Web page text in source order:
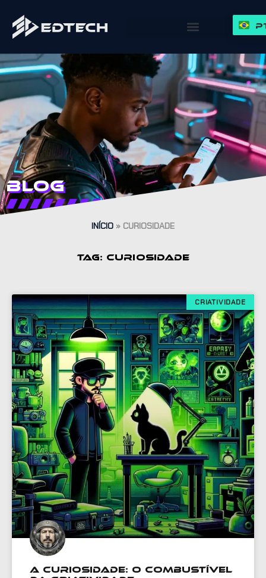
Blog
INÍCIO » CURIOSIDADE
TAG: CURIOSIDADE
CRIATIVIDADE
A Curiosidade: O Combustível